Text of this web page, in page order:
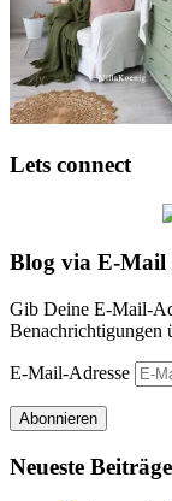
Lets connect
Blog via E-Mail
Gib Deine E-Mail-
Benachrichtigungen
E-Mail-Adresse
Abonnieren
Neueste Beiträge